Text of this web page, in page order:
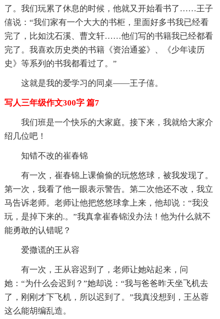
了。我们玩累了休息的时候，他就又开始看书了……王子
僖说：“我们家有一个大大的书柜，里面好多书我已经看
完了，比如沈石溪、曹文轩……他们写的书籍我已经都看
完了。我喜欢历史类的书籍《资治通鉴》、《少年读历
史》等系列的书我都看过了。”
这就是我的爱学习的同桌——王子僖。
写人三年级作文300字 篇7
我们班是一个快乐的大家庭。接下来，我就给大家介
绍几位吧！
知错不改的崔春锦
有一次，崔春锦上课偷偷的玩悠悠球，被我发现了。
第一次，我看了他一眼表示警告。第二次他还不改，我立
马告诉老师。老师让他把悠悠球拿上来，他却说：“我没
玩，是掉下来的.。”我真拿崔春锦没办法！他为什么就不
能勇敢的认错呢？
爱撒谎的王从容
有一次，王从容迟到了，老师让她站起来，问
她：“为什么会迟到？”她却说：“我与爸爸昨天坐飞机去
了，刚刚才下飞机，所以迟到了。”我真没想到，王丛蓉
这么能胡编乱造。